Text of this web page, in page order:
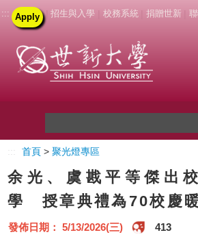
::: Apply | 招生與入學 校務系統 捐贈世新
關於世新
未來學生
新生
首頁 >聚光燈專區
余光、虞戡平等傑出
學 授章典禮為70校慶
發佈日期： 5/13/2026(三) 413